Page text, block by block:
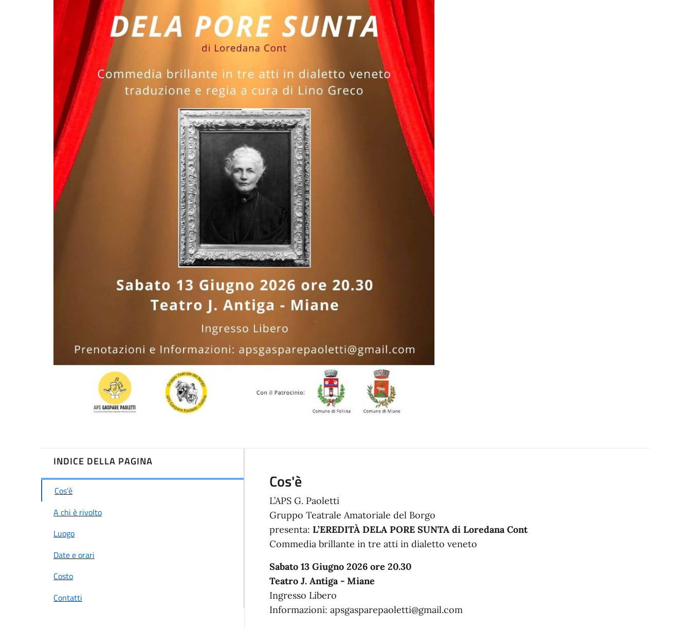
INDICE DELLA PAGINA
Cos'è
A chi è rivolto
Luogo
Date e orari
Costo
Contatti
Cos'è
L’APS G. Paoletti
Gruppo Teatrale Amatoriale del Borgo
presenta: L’EREDITÀ DELA PORE SUNTA di Loredana Cont
Commedia brillante in tre atti in dialetto veneto
Sabato 13 Giugno 2026 ore 20.30
Teatro J. Antiga - Miane
Ingresso Libero
Informazioni: apsgasparepaoletti@gmail.com